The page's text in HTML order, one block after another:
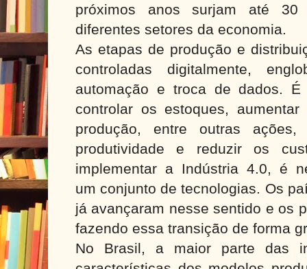
próximos anos surjam até 30
diferentes setores da economia.
As etapas de produção e
controladas digitalmente,
automação e troca de dados.
controlar os estoques,
produção, entre outras
produtividade e reduzir os
implementar a Indústria 4.0, é
um conjunto de tecnologias. Os
já avançaram nesse sentido e os
fazendo essa transição de forma
No Brasil, a maior parte das